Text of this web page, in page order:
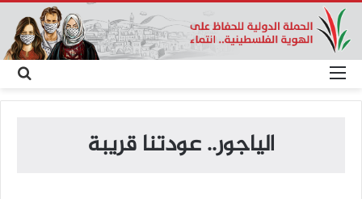
عن
الياجور.. عودتنا قريبة